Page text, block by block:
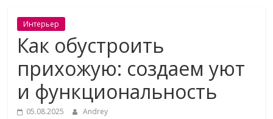
Блог
полезных
статей
для
женщин
Интерьер
Как обустроить
прихожую: создаем уют
и функциональность
05.08.2025 Andrey